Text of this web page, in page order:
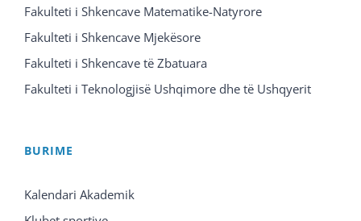
Fakulteti i Shkencave Matematike-Natyrore
Fakulteti i Shkencave Mjekësore
Fakulteti i Shkencave të Zbatuara
Fakulteti i Teknologjisë Ushqimore dhe të Ushqyerit
BURIME
Kalendari Akademik